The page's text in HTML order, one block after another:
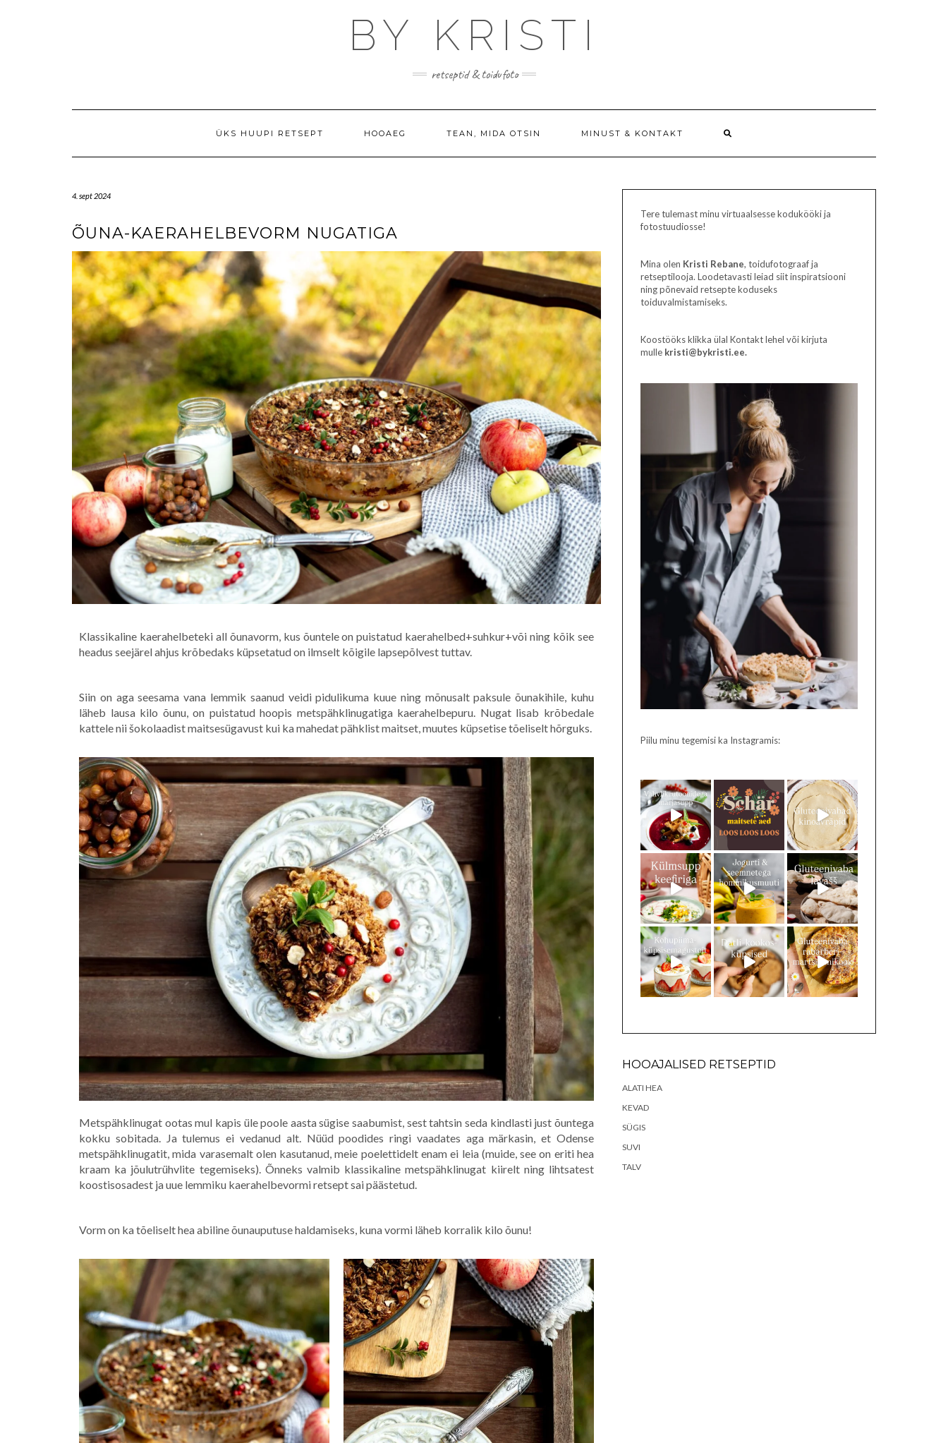
BY KRISTI
retseptid & toidufoto
ÜKS HUUPI RETSEPT HOOAEG TEAN, MIDA OTSIN MINUST & KONTAKT
4. sept 2024
ÕUNA-KAERAHELBEVORM NUGATIGA
Klassikaline kaerahelbeteki all õunavorm, kus õuntele on puistatud kaerahelbed+suhkur+või ning kõik see
headus seejärel ahjus krõbedaks küpsetatud on ilmselt kõigile lapsepõlvest tuttav.
Siin on aga seesama vana lemmik saanud veidi pidulikuma kuue ning mõnusalt paksule õunakihile, kuhu
läheb lausa kilo õunu, on puistatud hoopis metspähklinugatiga kaerahelbepuru. Nugat lisab krõbedale
kattele nii šokolaadist maitsesügavust kui ka mahedat pähklist maitset, muutes küpsetise tõeliselt hõrguks.
Metspähklinugat ootas mul kapis üle poole aasta sügise saabumist, sest tahtsin seda kindlasti just õuntega
kokku sobitada. Ja tulemus ei vedanud alt. Nüüd poodides ringi vaadates aga märkasin, et Odense
metspähklinugatit, mida varasemalt olen kasutanud, meie poelettidelt enam ei leia (muide, see on eriti hea
kraam ka jõulutrühvlite tegemiseks). Õnneks valmib klassikaline metspähklinugat kiirelt ning lihtsatest
koostisosadest ja uue lemmiku kaerahelbevormi retsept sai päästetud.
Vorm on ka tõeliselt hea abiline õunauputuse haldamiseks, kuna vormi läheb korralik kilo õunu!
Tere tulemast minu virtuaalsesse kodukööki ja
fotostuudiosse!
Mina olen Kristi Rebane, toidufotograaf ja
retseptilooja. Loodetavasti leiad siit inspiratsiooni
ning põnevaid retsepte koduseks
toiduvalmistamiseks.
Koostööks klikka ülal Kontakt lehel või kirjuta
mulle kristi@bykristi.ee.
Piilu minu tegemisi ka Instagramis:
HOOAJALISED RETSEPTID
ALATI HEA
KEVAD
SÜGIS
SUVI
TALV